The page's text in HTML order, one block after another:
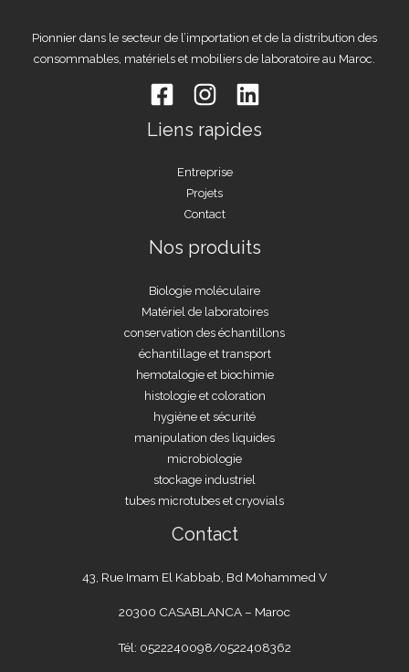
Pionnier dans le secteur de l’importation et de la distribution des
consommables, matériels et mobiliers de laboratoire au Maroc.
Liens rapides
Entreprise
Projets
Contact
Nos produits
Biologie moléculaire
Matériel de laboratoires
conservation des échantillons
échantillage et transport
hemotalogie et biochimie
histologie et coloration
hygiène et sécurité
manipulation des liquides
microbiologie
stockage industriel
tubes microtubes et cryovials
Contact
43, Rue Imam El Kabbab, Bd Mohammed V
20300 CASABLANCA – Maroc
Tél: 0522240098/0522408362